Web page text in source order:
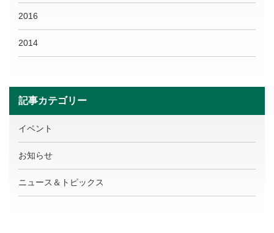
2016
2014
記事カテゴリー
イベント
お知らせ
ニュース＆トピックス